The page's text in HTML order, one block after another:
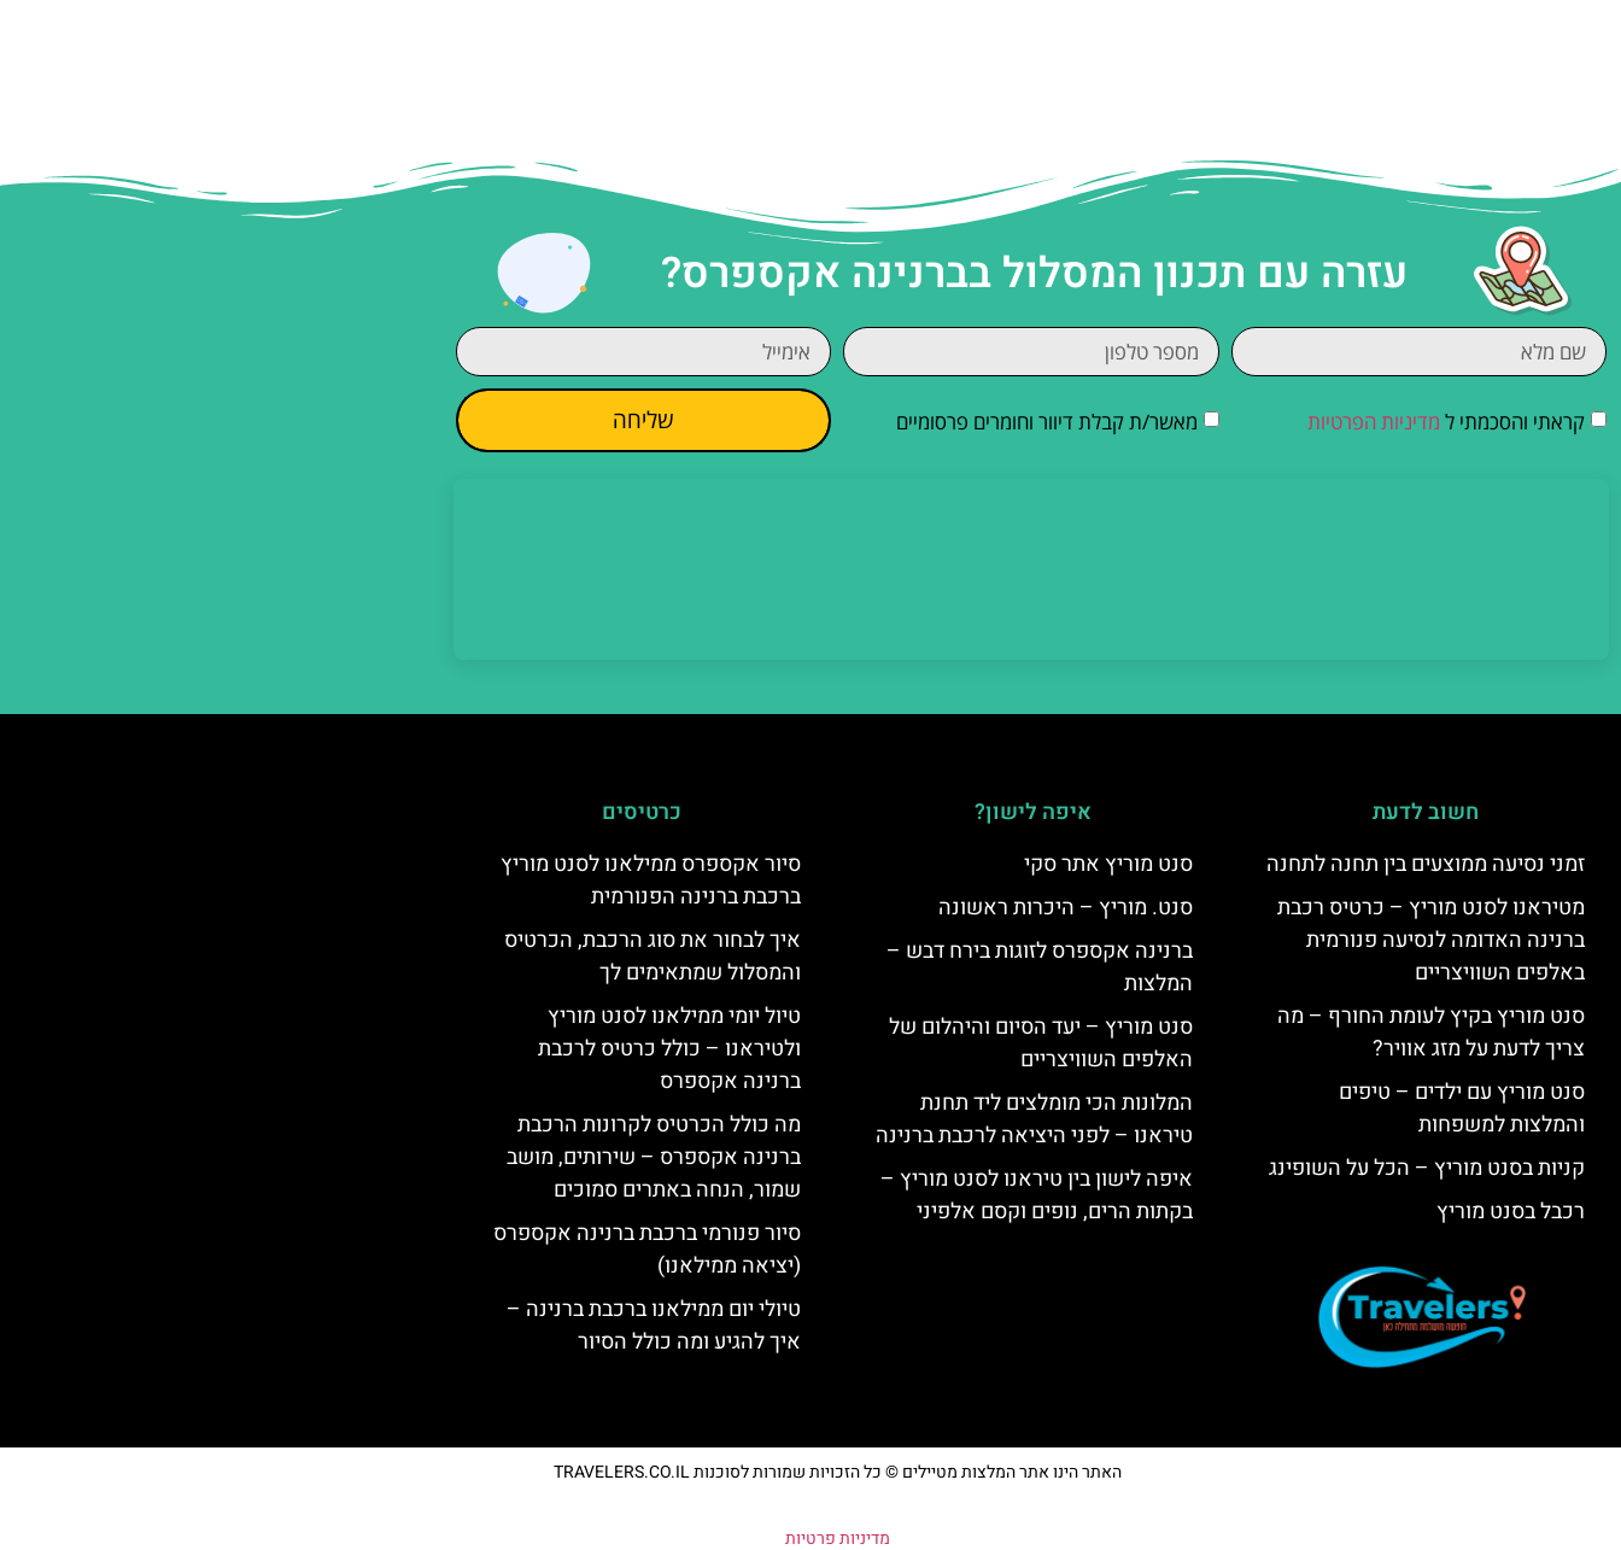
עזרה עם תכנון המסלול בברנינה אקספרס?
קראתי והסכמתי ל מדיניות הפרטיות מאשר/ת קבלת דיוור וחומרים פרסומיים שליחה
חשוב לדעת
זמני נסיעה ממוצעים בין תחנה לתחנה
מטיראנו לסנט מוריץ – כרטיס רכבת
ברנינה האדומה לנסיעה פנורמית
באלפים השוויצריים
סנט מוריץ בקיץ לעומת החורף – מה
צריך לדעת על מזג אוויר?
סנט מוריץ עם ילדים – טיפים
והמלצות למשפחות
קניות בסנט מוריץ – הכל על השופינג
רכבל בסנט מוריץ
איפה לישון?
סנט מוריץ אתר סקי
סנט. מוריץ – היכרות ראשונה
ברנינה אקספרס לזוגות בירח דבש –
המלצות
סנט מוריץ – יעד הסיום והיהלום של
האלפים השוויצריים
המלונות הכי מומלצים ליד תחנת
טיראנו – לפני היציאה לרכבת ברנינה
איפה לישון בין טיראנו לסנט מוריץ –
בקתות הרים, נופים וקסם אלפיני
כרטיסים
סיור אקספרס ממילאנו לסנט מוריץ
ברכבת ברנינה הפנורמית
איך לבחור את סוג הרכבת, הכרטיס
והמסלול שמתאימים לך
טיול יומי ממילאנו לסנט מוריץ
ולטיראנו – כולל כרטיס לרכבת
ברנינה אקספרס
מה כולל הכרטיס לקרונות הרכבת
ברנינה אקספרס – שירותים, מושב
שמור, הנחה באתרים סמוכים
סיור פנורמי ברכבת ברנינה אקספרס
(יציאה ממילאנו)
טיולי יום ממילאנו ברכבת ברנינה –
איך להגיע ומה כולל הסיור
האתר הינו אתר המלצות מטיילים © כל הזכויות שמורות לסוכנות TRAVELERS.CO.IL
מדיניות פרטיות